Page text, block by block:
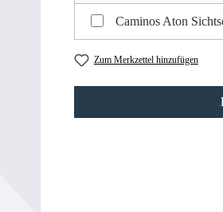
Caminos Aton
Zum Merkzettel hinzufügen